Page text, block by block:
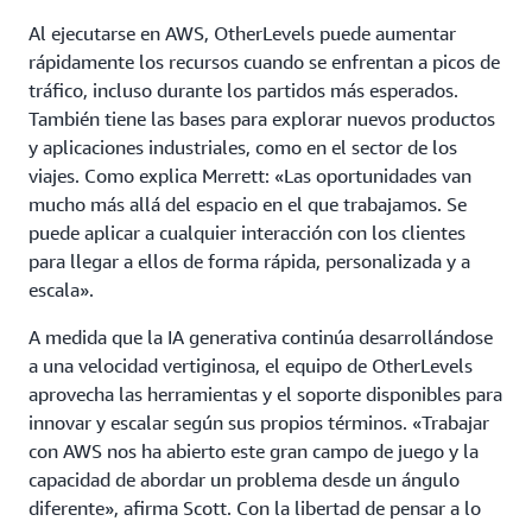
Al ejecutarse en AWS, OtherLevels puede aumentar
rápidamente los recursos cuando se enfrentan a picos de
tráfico, incluso durante los partidos más esperados.
También tiene las bases para explorar nuevos productos
y aplicaciones industriales, como en el sector de los
viajes. Como explica Merrett: «Las oportunidades van
mucho más allá del espacio en el que trabajamos. Se
puede aplicar a cualquier interacción con los clientes
para llegar a ellos de forma rápida, personalizada y a
escala».
A medida que la IA generativa continúa desarrollándose
a una velocidad vertiginosa, el equipo de OtherLevels
aprovecha las herramientas y el soporte disponibles para
innovar y escalar según sus propios términos. «Trabajar
con AWS nos ha abierto este gran campo de juego y la
capacidad de abordar un problema desde un ángulo
diferente», afirma Scott. Con la libertad de pensar a lo